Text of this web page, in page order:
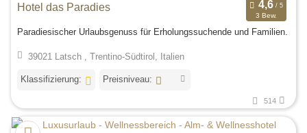
Hotel das Paradies
3 Bew.
Paradiesischer Urlaubsgenuss für Erholungssuchende und Familien.
39021 Latsch , Trentino-Südtirol, Italien
Klassifizierung: Preisniveau:
514